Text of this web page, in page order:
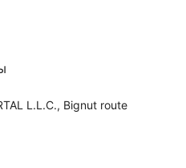
L.L.C., Bignut route